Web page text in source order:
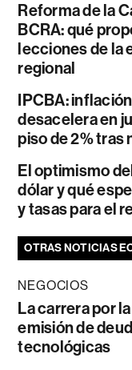
Reforma de la
BCRA: qué
lecciones de la
regional
IPCBA:
desacelera en
piso de 2% tras
El optimismo
dólar y qué
y tasas para el
OTRAS NOTICIAS
NEGOCIOS
La carrera por
emisión de
tecnológicas